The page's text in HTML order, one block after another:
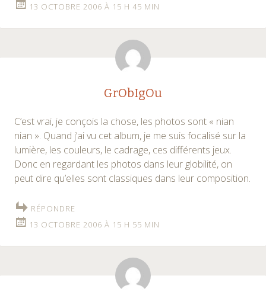
13 OCTOBRE 2006 À 15 H 45 MIN
GrObIgOu
C’est vrai, je conçois la chose, les photos sont « nian
nian ». Quand j’ai vu cet album, je me suis focalisé sur la
lumière, les couleurs, le cadrage, ces différents jeux.
Donc en regardant les photos dans leur globilité, on
peut dire qu’elles sont classiques dans leur composition.
RÉPONDRE
13 OCTOBRE 2006 À 15 H 55 MIN